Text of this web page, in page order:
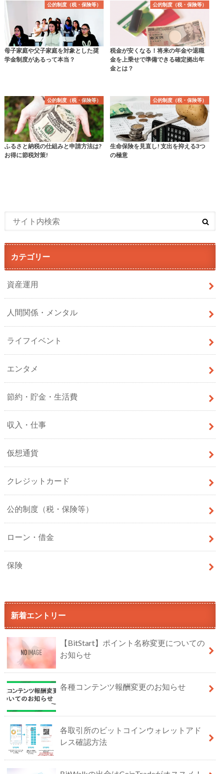
公的制度（税・保険等）
母子家庭や父子家庭を対象とした奨
学金制度があるって本当？
公的制度（税・保険等）
税金が安くなる！将来の年金や退職
金を上乗せで準備できる確定拠出年
金とは？
公的制度（税・保険等）
ふるさと納税の仕組みと申請方法は?
お得に節税対策!
公的制度（税・保険等）
生命保険を見直し! 支出を抑える3つ
の極意
カテゴリー
資産運用
人間関係・メンタル
ライフイベント
エンタメ
節約・貯金・生活費
収入・仕事
仮想通貨
クレジットカード
公的制度（税・保険等）
ローン・借金
保険
新着エントリー
【BitStart】ポイント名称変更についての
お知らせ
各種コンテンツ報酬変更のお知らせ
各取引所のビットコインウォレットアド
レス確認方法